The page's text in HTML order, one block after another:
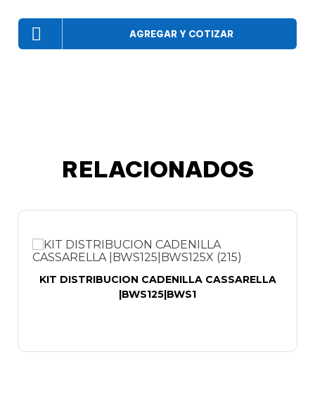
AGREGAR Y COTIZAR
RELACIONADOS
KIT DISTRIBUCION CADENILLA CASSARELLA
|BWS125|BWS1